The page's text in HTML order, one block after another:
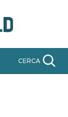
CERCA